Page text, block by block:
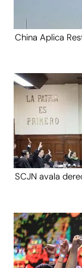
China Aplica
SCJN avala